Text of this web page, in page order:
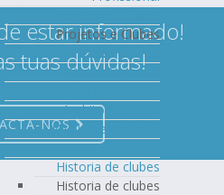
Projetos e Clubes
Clube Ubuntu
Apoio Curricular
Âmbito Nacional
Nível Internacional
Historia de clubes
Historia de clubes
estar informado!
tuas dúvidas!
NOS